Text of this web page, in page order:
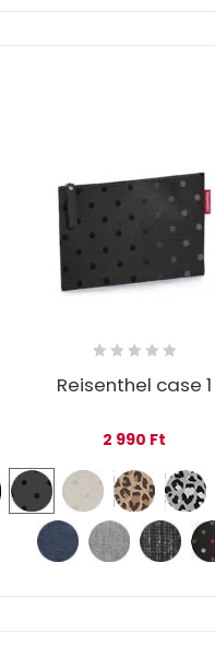
Reisenthel case 1
2 990 Ft